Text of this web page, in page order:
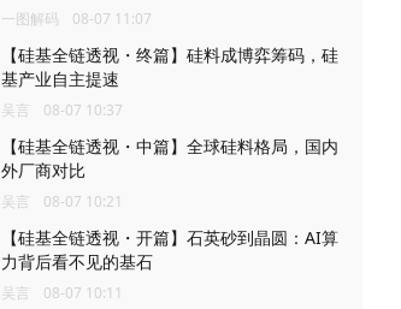
一图解码 08-07 11:07
【硅基全链透视・终篇】硅料成博弈筹码，硅
基产业自主提速
吴言 08-07 10:37
【硅基全链透视・中篇】全球硅料格局，国内
外厂商对比
吴言 08-07 10:21
【硅基全链透视・开篇】石英砂到晶圆：AI算
力背后看不见的基石
吴言 08-07 10:11